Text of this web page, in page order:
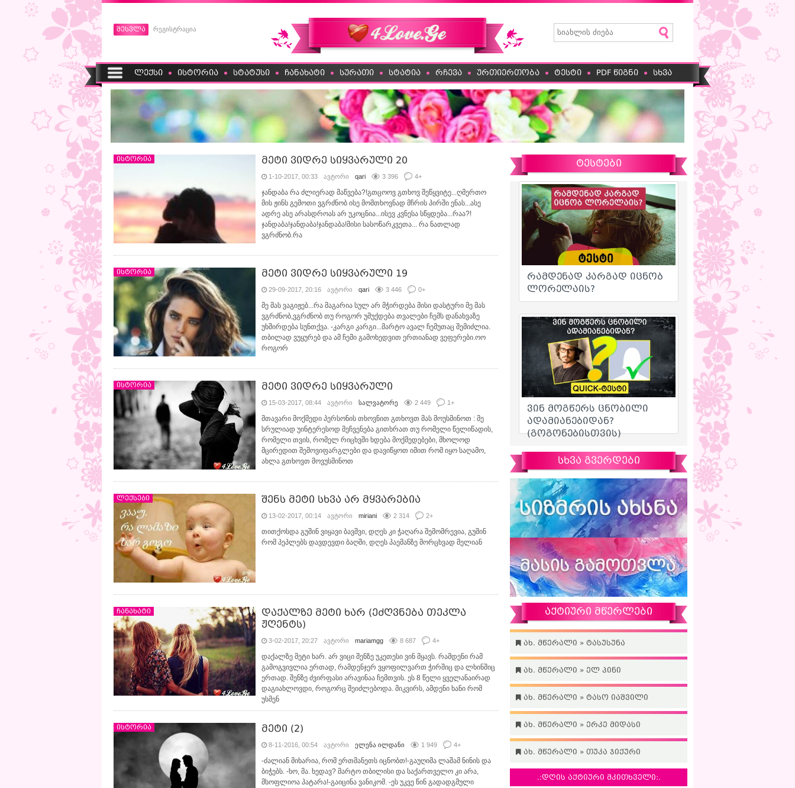
შესვლა რეგისტრაცია
ლექსი ისტორია სტატუსი ჩანახატი სურათი სტატია რჩევა ურთიერთობა ტესტი PDF წიგნი სხვა
ისტორია მეტი ვიდრე სიყვარული 20
1-10-2017, 00:33 ავტორი qari 3 396 4+
ჯანდაბა რა ძლიერად მაწვება?!გთცოოვ გთხოვ შეწყვიტე...ღმერთო
მის ჟინს გემოთი ვგრძნობ ისე მომთხოვნად მჩრის პირში ენას...ასე
ადრე ასე არასდროას არ უკოცნია...ისევ კვნესა სწყდება...რაა?!
ჯანდაბა!ჯანდაბა!ჯანდაბა!მისი სასოწარკვეთა... რა ნათლად
ვგრძნობ.რა
ისტორია მეტი ვიდრე სიყვარული 19
29-09-2017, 20:16 ავტორი qari 3 446 0+
მე მას ვაგიჟებ...რა მაგარია სულ არ მჭირდება მისი დასტური მე მას
ვგრძნობ,ვგრძნობ თუ როგორ უმუქდება თვალები ჩემს დანახვაზე
უხშირდება სუნთქვა. -კარგი კარგი...მარტო ავალ ჩემუთაც შემიძლია.
თბილად ვუყურებ და ამ ჩემი გამოხედვით ერთიანად ვეფერები.ოო
როგორ
ისტორია მეტი ვიდრე სიყვარული
15-03-2017, 08:44 ავტორი სალვატორე 2 449 1+
მთავარი მოქმედი პერსონის თხოვნით გთხოვთ მას მოუსმინოთ : მე
სრულიად უინტერესოდ მეჩვენება გითხრათ თუ რომელი წელიწადის,
რომელი თვის, რომელ რიცხვში ხდება მოქმედებები, მხოლოდ
მცირედით შემოვიფარგლები და დავიწყოთ იმით რომ იყო საღამო,
ახლა გთხოვთ მოვუსმინოთ
ლექსები შენს მეტი სხვა არ მყვარებია
13-02-2017, 00:14 ავტორი miriani 2 314 2+
თითქოსდა გუშინ ვიყავი ბავშვი, დღეს კი ჭაღარა შემომრევია, გუშინ
რომ პეპლებს დავდევდი ბაღში, დღეს პაემანზე მორცხვად მელიან
ჩანახატი
დაქალზე მეტი ხარ (ეძღვნება თეკლა
ჟღენტს)
3-02-2017, 20:27 ავტორი mariamgg 8 687 4+
დაქალზე მეტი ხარ. არ ვიცი შენზე უკეთესი ვინ მყავს. რამდენი რამ
გამოგვივლია ერთად, რამდენჯერ ვყოფილვართ ჭირშიც და ლხინშიც
ერთად. შენზე ძვირფასი არავინაა ჩემთვის. ეს 8 წელი ყველანაირად
დაგიახლოვდი, როგორც შეიძლებოდა. მიკვირს, ამდენი ხანი რომ
უსმენ
ისტორია მეტი (2)
8-11-2016, 00:54 ავტორი ელენა ილდანი 1 949 4+
-ძალიან მიხარია, რომ ერთმანეთს იცნობთ!-გაუღიმა ლაშამ ნინის და
ბიჭებს. -ხო, მა. ხედავ? მარტო თბილისი და საქართველო კი არა,
მსოფლიოა პატარა!-გაიცინა ვანიკომ. -ეს უკვე წინ გადადგმული
ტესტები
სხვა გვერდები
აქტიური მწერლები
ახ. მწერალი » ტასუსუნა
ახ. მწერალი » ელ პინი
ახ. მწერალი » ტასო იაშვილი
ახ. მწერალი » ერკე მიდასი
ახ. მწერალი » თუკა ჯიქური
.:დღის აქტიური მკითხველი:.